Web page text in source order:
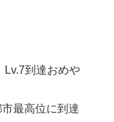
到達おめや
最高位に到達